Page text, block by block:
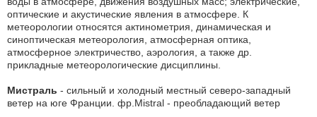
оптические и акустические явления в атмосфере. К
метеорологии относятся актинометрия, динамическая и
синоптическая метеорология, атмосферная оптика,
атмосферное электричество, аэрология, а также др.
прикладные метеорологические дисциплины.
Мистраль - сильный и холодный местный северо-западный
ветер на юге Франции. фр.Mistral - преобладающий ветер